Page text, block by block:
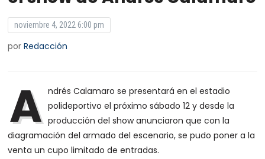
noviembre 4, 2022 6:00 pm
porRedacción
A ndrés Calamaro se presentará en el estadio
polideportivo el próximo sábado 12 y desde la
producción del show anunciaron que con la
diagramación del armado del escenario, se pudo poner a la
venta un cupo limitado de entradas.